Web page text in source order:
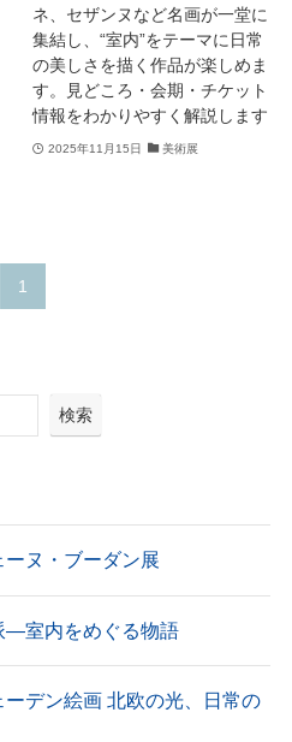
ネ、セザンヌなど名画が一堂に
集結し、“室内”をテーマに日常
の美しさを描く作品が楽しめま
す。見どころ・会期・チケット
情報をわかりやすく解説します
2025年11月15日 美術展
1
検索
ーヌ・ブーダン展
―室内をめぐる物語
ーデン絵画 北欧の光、日常の